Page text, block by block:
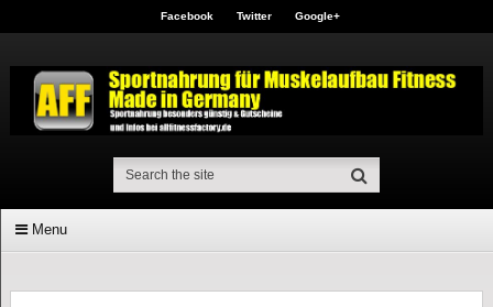
Facebook Twitter Google+
Menu